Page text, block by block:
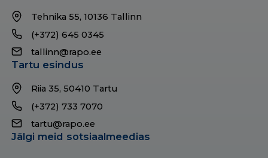
Tehnika 55, 10136 Tallinn
(+372) 645 0345
tallinn@rapo.ee
Tartu esindus
Riia 35, 50410 Tartu
(+372) 733 7070
tartu@rapo.ee
Jälgi meid sotsiaalmeedias